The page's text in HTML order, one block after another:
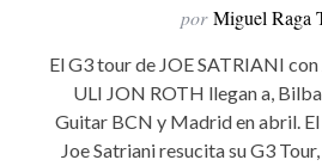
por Miguel Raga
El G3 tour de JOE SATRIANI
ULI JON ROTH llegan a,
Guitar BCN y Madrid en abril.
Joe Satriani resucita su G3